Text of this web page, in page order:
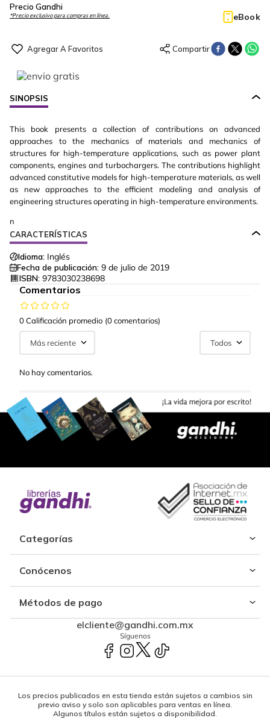
Precio Gandhi
*Precio exclusivo para compras en línea. eBook
SINOPSIS
This book presents a collection of contributions on advanced
approaches to the mechanics of materials and mechanics of
structures for high-temperature applications, such as power plant
components, engines and turbochargers. The contributions highlight
advanced constitutive models for high-temperature materials, as well
as new approaches to the efficient modeling and analysis of
engineering structures operating in high-temperature environments.
n
CARACTERÍSTICAS
Idioma: Inglés
Fecha de publicación: 9 de julio de 2019
ISBN: 9783030238698
Comentarios
0 Calificación promedio (0 comentarios)
Más reciente Todos
No hay comentarios.
Categorías
Conócenos
Métodos de pago
elcliente@gandhi.com.mx
Síguenos
Los precios publicados en esta tienda están sujetos a cambios sin
previo aviso y solo son aplicables para ventas en línea.
Algunos títulos están sujetos a disponibilidad.